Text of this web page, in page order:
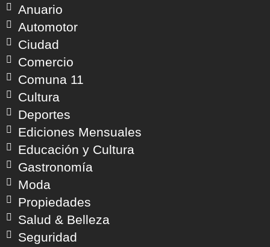
Anuario
Automotor
Ciudad
Comercio
Comuna 11
Cultura
Deportes
Ediciones Mensuales
Educación y Cultura
Gastronomía
Moda
Propiedades
Salud & Belleza
Seguridad